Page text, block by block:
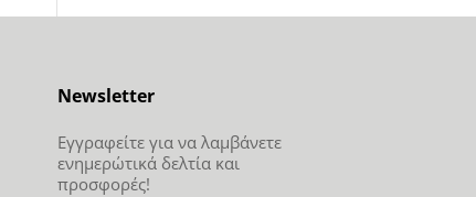
Newsletter
Εγγραφείτε για να λαμβάνετε
ενημερώτικά δελτία και
προσφορές!